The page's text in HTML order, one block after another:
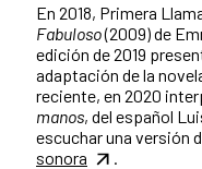
En 2018, Primera
Fabuloso(2009) de
edición de 2019
adaptación de la
reciente, en 2020
manos, del español
escuchar una versión
sonora